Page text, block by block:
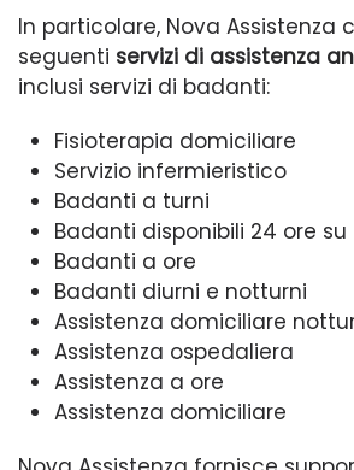
In particolare, Nova Assistenza
seguenti servizi di assistenza
inclusi servizi di badanti:
Fisioterapia domiciliare
Servizio infermieristico
Badanti a turni
Badanti disponibili 24 ore su
Badanti a ore
Badanti diurni e notturni
Assistenza domiciliare
Assistenza ospedaliera
Assistenza a ore
Assistenza domiciliare